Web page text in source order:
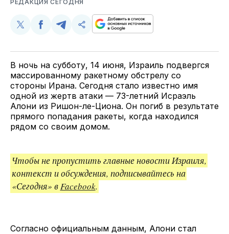
РЕДАКЦИЯ СЕГОДНЯ
Поделиться
Twitter
Поделиться
Facebook
Поделиться
Telegram
Скопируйте
поделитесь
ссылкой
В ночь на субботу, 14 июня, Израиль подвергся
массированному ракетному обстрелу со
стороны Ирана. Сегодня стало известно имя
одной из жертв атаки — 73-летний Исраэль
Алони из Ришон-ле-Циона. Он погиб в результате
прямого попадания ракеты, когда находился
рядом со своим домом.
Чтобы не пропустить главные новости Израиля,
контекст и обсуждения, подписывайтесь на
«Сегодня» вFacebook.
Согласно официальным данным, Алони стал